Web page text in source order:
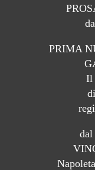
PRIMA
Il
dal